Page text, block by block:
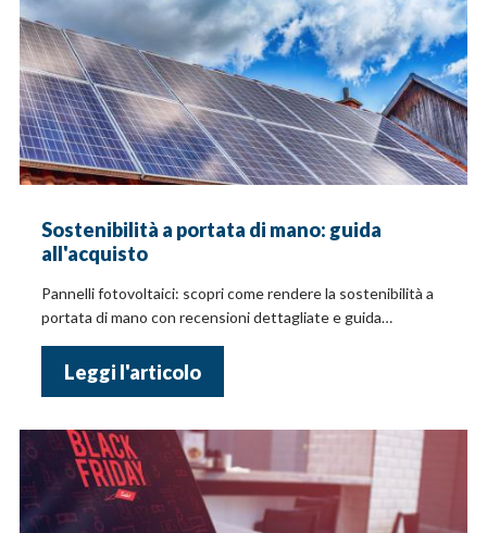
Sostenibilità a portata di mano: guida
all'acquisto
Pannelli fotovoltaici: scopri come rendere la sostenibilità a
portata di mano con recensioni dettagliate e guida
Leggi l'articolo